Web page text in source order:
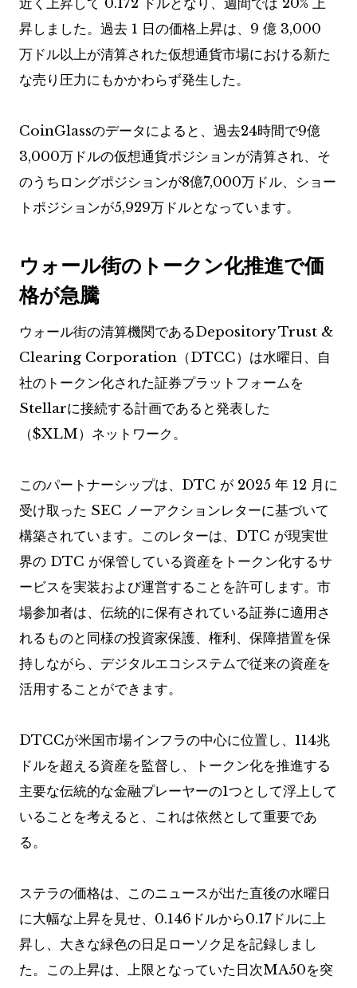
近く上昇して 0.172 ドルとなり、週間では 20% 上
昇しました。過去 1 日の価格上昇は、9 億 3,000
万ドル以上が清算された仮想通貨市場における新た
な売り圧力にもかかわらず発生した。
CoinGlassのデータによると、過去24時間で9億
3,000万ドルの仮想通貨ポジションが清算され、そ
のうちロングポジションが8億7,000万ドル、ショー
トポジションが5,929万ドルとなっています。
ウォール街のトークン化推進で価
格が急騰
ウォール街の清算機関であるDepository Trust &
Clearing Corporation（DTCC）は水曜日、自
社のトークン化された証券プラットフォームを
Stellarに接続する計画であると発表した
（$XLM）ネットワーク。
このパートナーシップは、DTC が 2025 年 12 月に
受け取った SEC ノーアクションレターに基づいて
構築されています。このレターは、DTC が現実世
界の DTC が保管している資産をトークン化するサ
ービスを実装および運営することを許可します。市
場参加者は、伝統的に保有されている証券に適用さ
れるものと同様の投資家保護、権利、保障措置を保
持しながら、デジタルエコシステムで従来の資産を
活用することができます。
DTCCが米国市場インフラの中心に位置し、114兆
ドルを超える資産を監督し、トークン化を推進する
主要な伝統的な金融プレーヤーの1つとして浮上して
いることを考えると、これは依然として重要であ
る。
ステラの価格は、このニュースが出た直後の水曜日
に大幅な上昇を見せ、0.146ドルから0.17ドルに上
昇し、大きな緑色の日足ローソク足を記録しまし
た。この上昇は、上限となっていた日次MA50を突